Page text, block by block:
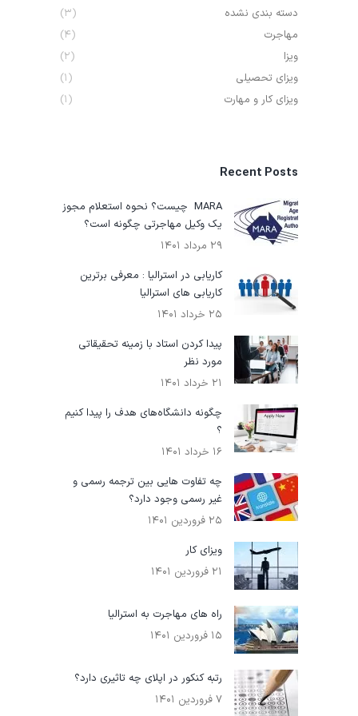
دسته بندی نشده
(۳)
مهاجرت
(۴)
ویزا
(۲)
ویزای تحصیلی
(۱)
ویزای کار و مهارت
(۱)
Recent Posts
MARA چیست؟ نحوه استعلام مجوز
یک وکیل مهاجرتی چگونه است؟
۲۹ مرداد ۱۴۰۱
کاریابی در استرالیا : معرفی برترین
کاریابی های استرالیا
۲۵ خرداد ۱۴۰۱
پیدا کردن استاد با زمینه تحقیقاتی
مورد نظر
۲۱ خرداد ۱۴۰۱
چگونه دانشگاه‌های هدف را پیدا کنیم
؟
۱۶ خرداد ۱۴۰۱
چه تفاوت هایی بین ترجمه رسمی و
غیر رسمی وجود دارد؟
۲۵ فروردین ۱۴۰۱
ویزای کار
۲۱ فروردین ۱۴۰۱
راه‌ های مهاجرت به استرالیا
۱۵ فروردین ۱۴۰۱
رتبه کنکور در اپلای چه تاثیری دارد؟
۷ فروردین ۱۴۰۱